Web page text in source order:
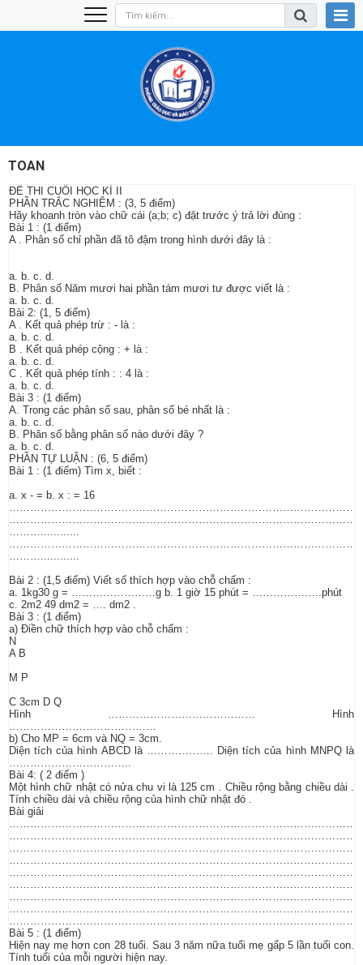
TOAN
ĐỀ THI CUỐI HỌC KÌ II
PHẦN TRẮC NGHIỆM : (3, 5 điểm)
Hãy khoanh tròn vào chữ cái (a;b; c) đặt trước ý trả lời đúng :
Bài 1 : (1 điểm)
A . Phân số chỉ phần đã tô đậm trong hình dưới đây là :
a. b. c. d.
B. Phân số Năm mươi hai phần tám mươi tư được viết là :
a. b. c. d.
Bài 2: (1, 5 điểm)
A . Kết quả phép trừ : - là :
a. b. c. d.
B . Kết quả phép cộng : + là :
a. b. c. d.
C . Kết quả phép tính : : 4 là :
a. b. c. d.
Bài 3 : (1 điểm)
A. Trong các phân số sau, phân số bé nhất là :
a. b. c. d.
B. Phân số bằng phân số nào dưới đây ?
a. b. c. d.
PHẦN TỰ LUẬN : (6, 5 điểm)
Bài 1 : (1 điểm) Tìm x, biết :
a. x - = b. x : = 16
………............
………............
Bài 2 : (1,5 điểm) Viết số thích hợp vào chỗ chấm :
a. 1kg30 g = ……………………g b. 1 giờ 15 phút = ………………..phút
c. 2m2 49 dm2 = …. dm2 .
Bài 3 : (1 điểm)
a) Điền chữ thích hợp vào chỗ chấm :
N
A B
M P
C 3cm D Q
Hình …………………………………… Hình
……………………………………
b) Cho MP = 6cm và NQ = 3cm.
Diện tích của hình ABCD là ………………. Diện tích của hình MNPQ là
……………………………..
Bài 4: ( 2 điểm )
Một hình chữ nhật có nửa chu vi là 125 cm . Chiều rộng bằng chiều dài .
Tính chiều dài và chiều rộng của hình chữ nhật đó .
Bài giải
Bài 5 : (1 điểm)
Hiện nay mẹ hơn con 28 tuổi. Sau 3 năm nữa tuổi mẹ gấp 5 lần tuổi con.
Tính tuổi của mỗi người hiện nay.